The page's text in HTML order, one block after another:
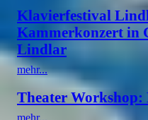
Klavierfestival
Kammerkonzert in
Lindlar
mehr...
Theater Workshop:
mehr...